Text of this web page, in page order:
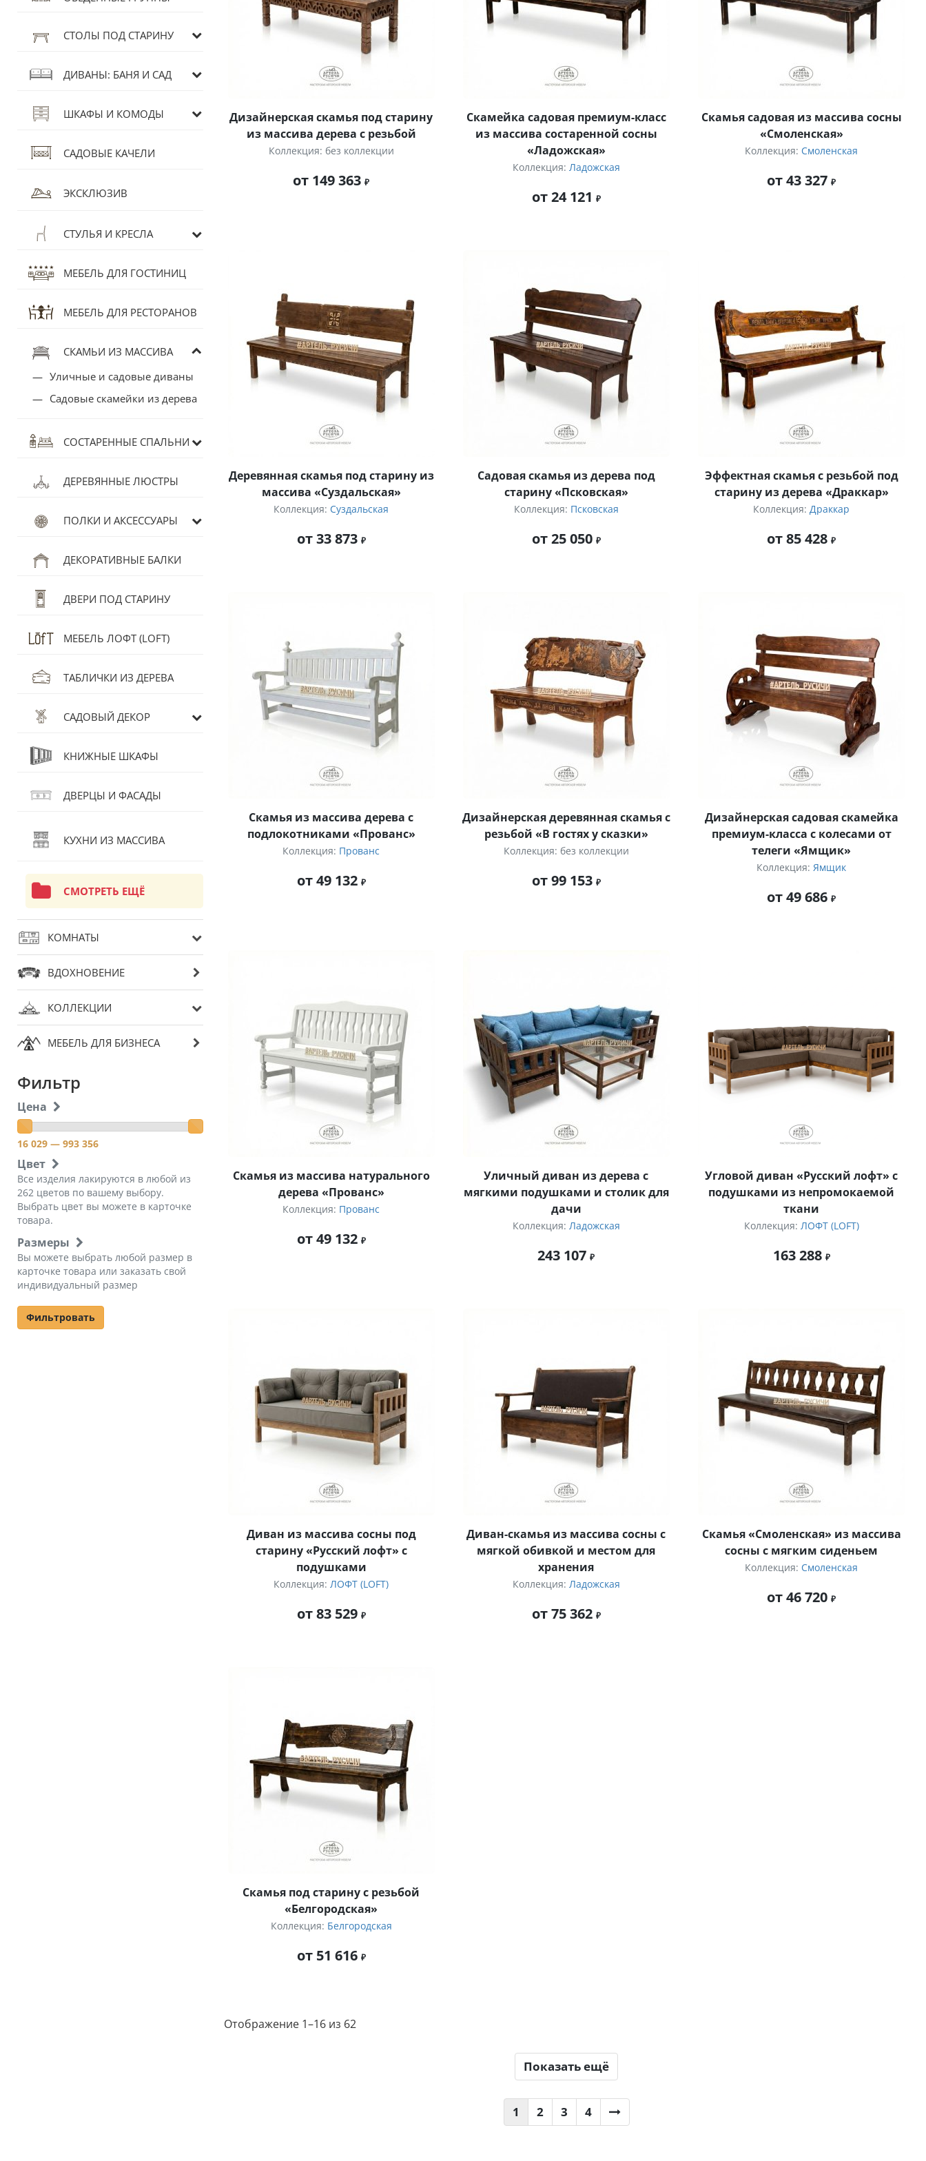
Дизайнерская скамья под старину
из массива дерева с резьбой
Коллекция: без коллекции
от 149 363
Скамейка садовая премиум-класс
из массива состаренной сосны
«Ладожская»
Коллекция: Ладожская
от 24 121
Скамья садовая из массива сосны
«Смоленская»
Коллекция: Смоленская
от 43 327
Деревянная скамья под старину из
массива «Суздальская»
Коллекция: Суздальская
от 33 873
Садовая скамья из дерева под
старину «Псковская»
Коллекция: Псковская
от 25 050
Эффектная скамья с резьбой под
старину из дерева «Драккар»
Коллекция:Драккар
от 85 428
Скамья из массива дерева с
подлокотниками «Прованс»
Коллекция: Прованс
от 49 132
Дизайнерская деревянная скамья с
резьбой «В гостях у сказки»
Коллекция: без коллекции
от 99 153
Дизайнерская садовая скамейка
премиум-класса с колесами от
телеги «Ямщик»
Коллекция:Ямщик
от 49 686
Скамья из массива натурального
дерева «Прованс»
Коллекция: Прованс
от 49 132
Уличный диван из дерева с
мягкими подушками и столик для
дачи
Коллекция: Ладожская
243 107
Угловой диван «Русский лофт» с
подушками из непромокаемой
ткани
Коллекция: ЛОФТ (LOFT)
163 288
Диван из массива сосны под
старину «Русский лофт» с
подушками
Коллекция:ЛОФТ (LOFT)
от 83 529
Диван-скамья из массива сосны с
мягкой обивкой и местом для
хранения
Коллекция: Ладожская
от 75 362
Скамья «Смоленская» из массива
сосны с мягким сиденьем
Коллекция: Смоленская
от 46 720
Скамья под старину с резьбой
«Белгородская»
Коллекция: Белгородская
от 51 616
Отображение 1–16 из 62
Показать ещё
1 2 3 4
СТОЛЫ ПОД СТАРИНУ
ДИВАНЫ: БАНЯ И САД
ШКАФЫ И КОМОДЫ
САДОВЫЕ КАЧЕЛИ
ЭКСКЛЮЗИВ
СТУЛЬЯ И КРЕСЛА
МЕБЕЛЬ ДЛЯ ГОСТИНИЦ
МЕБЕЛЬ ДЛЯ РЕСТОРАНОВ
СКАМЬИ ИЗ МАССИВА
Уличные и садовые диваны
Садовые скамейки из дерева
СОСТАРЕННЫЕ СПАЛЬНИ
ДЕРЕВЯННЫЕ ЛЮСТРЫ
ПОЛКИ И АКСЕССУАРЫ
ДЕКОРАТИВНЫЕ БАЛКИ
ДВЕРИ ПОД СТАРИНУ
МЕБЕЛЬ ЛОФТ (LOFT)
ТАБЛИЧКИ ИЗ ДЕРЕВА
САДОВЫЙ ДЕКОР
КНИЖНЫЕ ШКАФЫ
ДВЕРЦЫ И ФАСАДЫ
КУХНИ ИЗ МАССИВА
СМОТРЕТЬ ЕЩЁ
КОЛЛЕКЦИИ
КОМНАТЫ
МЕБЕЛЬ ДЛЯ БИЗНЕСА
ВДОХНОВЕНИЕ
Фильтр
Цена
16 029 — 993 356
Цвет
Все изделия лакируются в любой из
262 цветов по вашему выбору.
Выбрать цвет вы можете в карточке
товара.
Размеры
Вы можете выбрать любой размер в
карточке товара или заказать свой
индивидуальный размер
Фильтровать